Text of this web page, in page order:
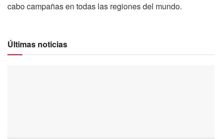
cabo campañas en todas las regiones del mundo.
Últimas noticias